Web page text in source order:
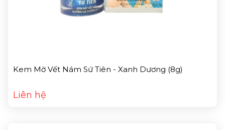
Kem Mờ Vết Nám Sứ Tiên - Xanh Dương (8g)
Liên hệ